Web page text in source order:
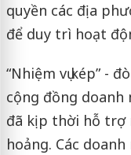
quyền các địa
để duy trì hoạt
“Nhiệm vụ kép” -
cộng đồng doanh
đã kịp thời hỗ trợ
hoảng. Các